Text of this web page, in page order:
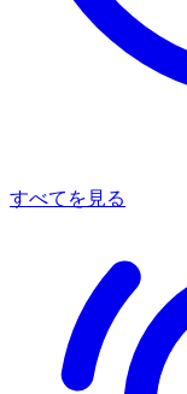
すべてを見る